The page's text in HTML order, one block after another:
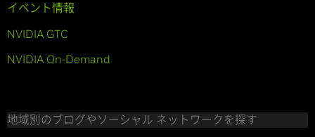
イベント情報
NVIDIA GTC
NVIDIA On-Demand
地域別のブログやソーシャル ネットワークを探す